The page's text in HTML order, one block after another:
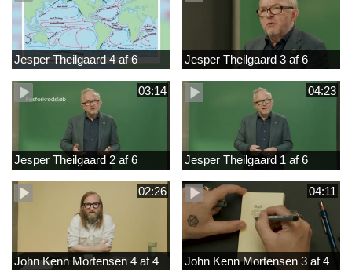
Jesper Theilgaard 4 af 6 Jesper Theilgaard 3 af 6
03:14
Jesper Theilgaard 2 af 6
04:23
Jesper Theilgaard 1 af 6
02:26
John Kenn Mortensen 4 af 4
04:11
John Kenn Mortensen 3 af 4